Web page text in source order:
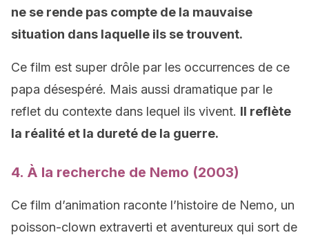
ne se rende pas compte de la mauvaise
situation dans laquelle ils se trouvent.
Ce film est super drôle par les occurrences de ce
papa désespéré. Mais aussi dramatique par le
reflet du contexte dans lequel ils vivent. Il reflète
la réalité et la dureté de la guerre.
4. À la recherche de Nemo (2003)
Ce film d’animation raconte l’histoire de Nemo, un
poisson-clown extraverti et aventureux qui sort de